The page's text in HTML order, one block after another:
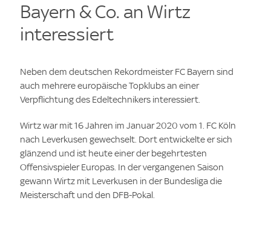
Bayern & Co. an Wirtz
interessiert
Neben dem deutschen Rekordmeister FC Bayern sind
auch mehrere europäische Topklubs an einer
Verpflichtung des Edeltechnikers interessiert.
Wirtz war mit 16 Jahren im Januar 2020 vom 1. FC Köln
nach Leverkusen gewechselt. Dort entwickelte er sich
glänzend und ist heute einer der begehrtesten
Offensivspieler Europas. In der vergangenen Saison
gewann Wirtz mit Leverkusen in der Bundesliga die
Meisterschaft und den DFB-Pokal.